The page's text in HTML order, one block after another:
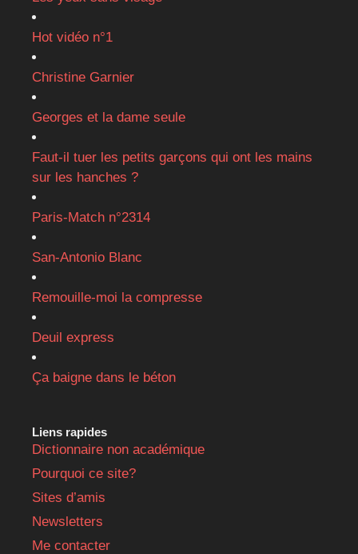
Hot vidéo n°1
Christine Garnier
Georges et la dame seule
Faut-il tuer les petits garçons qui ont les mains
sur les hanches ?
Paris-Match n°2314
San-Antonio Blanc
Remouille-moi la compresse
Deuil express
Ça baigne dans le béton
Liens rapides
Dictionnaire non académique
Pourquoi ce site?
Sites d’amis
Newsletters
Me contacter